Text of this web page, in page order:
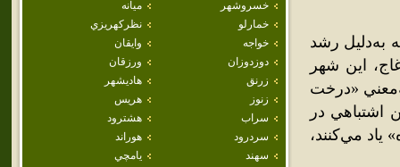
خسروشهر
ميانه
خمارلو
نظركهريزي
خواجه
وايقان
دوزدوزان
ورزقان
زرنق
هاديشهر
زنوز
هريس
سراب
هشترود
سردرود
هوراند
سهند
يامچي
به‌دليل رشد
اين شهر
«درخت
اشتباهي در
ياد مي‌کنند،